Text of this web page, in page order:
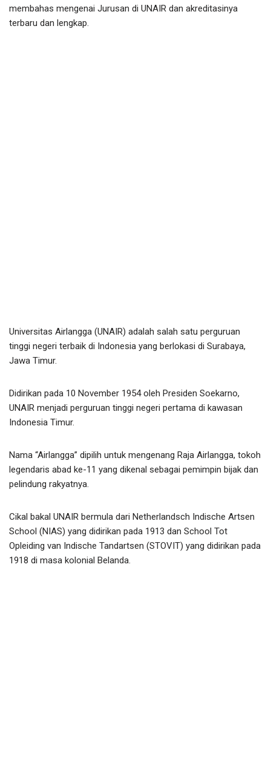
membahas mengenai Jurusan di UNAIR dan akreditasinya
terbaru dan lengkap.
Universitas Airlangga (UNAIR) adalah salah satu perguruan
tinggi negeri terbaik di Indonesia yang berlokasi di Surabaya,
Jawa Timur.
Didirikan pada 10 November 1954 oleh Presiden Soekarno,
UNAIR menjadi perguruan tinggi negeri pertama di kawasan
Indonesia Timur.
Nama “Airlangga” dipilih untuk mengenang Raja Airlangga, tokoh
legendaris abad ke-11 yang dikenal sebagai pemimpin bijak dan
pelindung rakyatnya.
Cikal bakal UNAIR bermula dari Netherlandsch Indische Artsen
School (NIAS) yang didirikan pada 1913 dan School Tot
Opleiding van Indische Tandartsen (STOVIT) yang didirikan pada
1918 di masa kolonial Belanda.